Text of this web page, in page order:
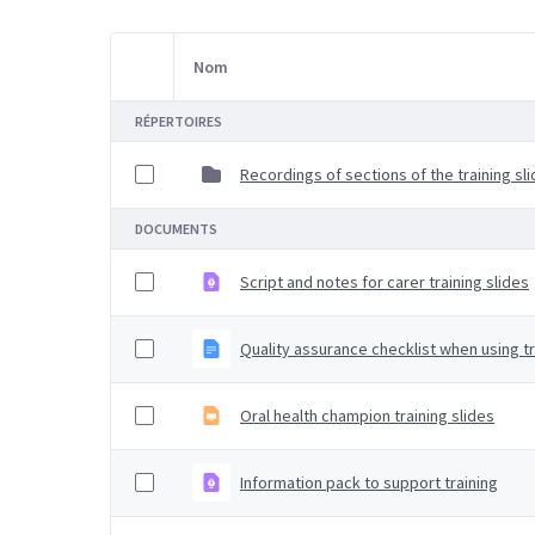
Sélection d'article
Nom
RÉPERTOIRES
Recordings of sections of the training
DOCUMENTS
Script and notes for carer training slides
Quality assurance checklist when using
Oral health champion training slides
Information pack to support training